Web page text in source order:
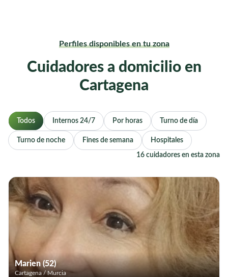
Perfiles disponibles en tu zona
Cuidadores a domicilio en
Cartagena
Todos Internos 24/7 Por horas Turno de día
Turno de noche Fines de semana Hospitales
16 cuidadores en esta zona
Marien (52)
Cartagena / Murcia